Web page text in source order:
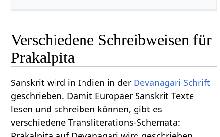
Verschiedene Schreibweisen für
Prakalpita
Sanskrit wird in Indien in der Devanagari Schrift
geschrieben. Damit Europäer Sanskrit Texte
lesen und schreiben können, gibt es
verschiedene Transliterations-Schemata: